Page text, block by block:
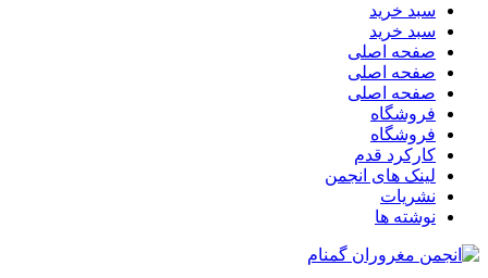
سبد خرید
سبد خرید
صفحه اصلی
صفحه اصلی
صفحه اصلی
فروشگاه
فروشگاه
کارکرد قدم
لینک های انجمن
نشریات
نوشته ها